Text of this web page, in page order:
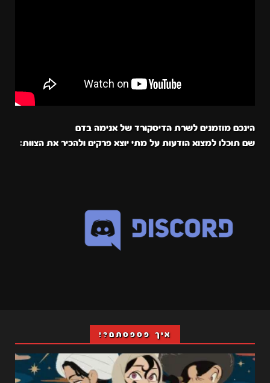
הינכם מוזמנים לשרת הדיסקורד של אנימה בדם
שם תוכלו למצוא הודעות על מתי יוצא פרקים ולהכיר את הצוות:
איך פספסתם?!